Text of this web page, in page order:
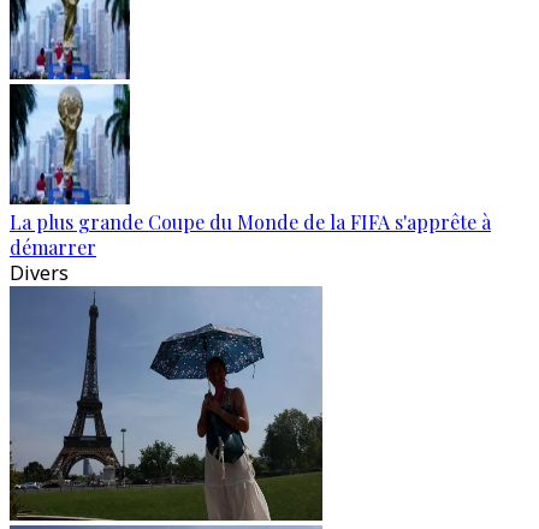
La plus grande Coupe du Monde de la FIFA s'apprête à
démarrer
Divers